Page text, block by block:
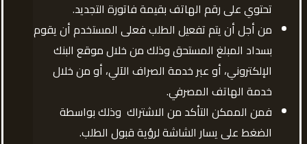
تحتوي على رقم الهاتف بقيمة فاتورة التجديد.
من أجل أن يتم تفعيل الطلب فعلى المستخدم أن يقوم
بسداد المبلغ المستحق وذلك من خلال موقع البنك
الإلكتروني، أو عبر خدمة الصراف الآلي، أو من خلال
خدمة الهاتف المصرفي.
فمن الممكن التأكد من الاشتراك وذلك بواسطة
الضغط على يسار الشاشة لرؤية قبول الطلب.